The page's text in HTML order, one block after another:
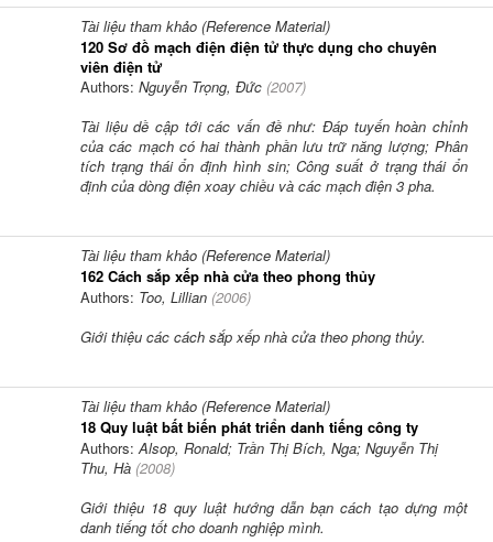
Tài liệu tham khảo (Reference Material)
120 Sơ đồ mạch điện điện tử thực dụng cho chuyên
viên điện tử
Authors: Nguyễn Trọng, Đức (2007)
Tài liệu dề cập tới các vấn đề như: Đáp tuyến hoàn chỉnh
của các mạch có hai thành phần lưu trữ năng lượng; Phân
tích trạng thái ổn định hình sin; Công suất ở trạng thái ổn
định của dòng điện xoay chiều và các mạch điện 3 pha.
Tài liệu tham khảo (Reference Material)
162 Cách sắp xếp nhà cửa theo phong thủy
Authors: Too, Lillian (2006)
Giới thiệu các cách sắp xếp nhà cửa theo phong thủy.
Tài liệu tham khảo (Reference Material)
18 Quy luật bất biến phát triển danh tiếng công ty
Authors:Alsop, Ronald; Trần Thị Bích, Nga; Nguyễn Thị
Thu, Hà (2008)
Giới thiệu 18 quy luật hướng dẫn bạn cách tạo dựng một
danh tiếng tốt cho doanh nghiệp mình.